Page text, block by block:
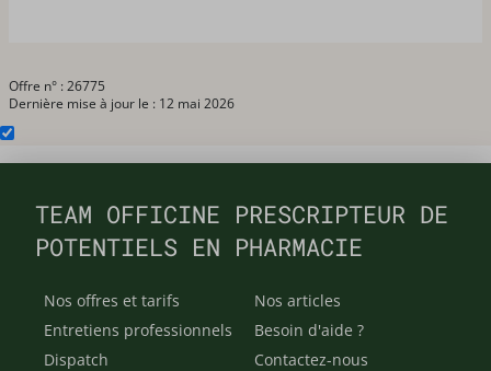
Offre n° : 26775
Dernière mise à jour le : 12 mai 2026
TEAM OFFICINE PRESCRIPTEUR DE
POTENTIELS EN PHARMACIE
Nos offres et tarifs
Entretiens professionnels
Dispatch
Nos articles
Besoin d'aide ?
Contactez-nous